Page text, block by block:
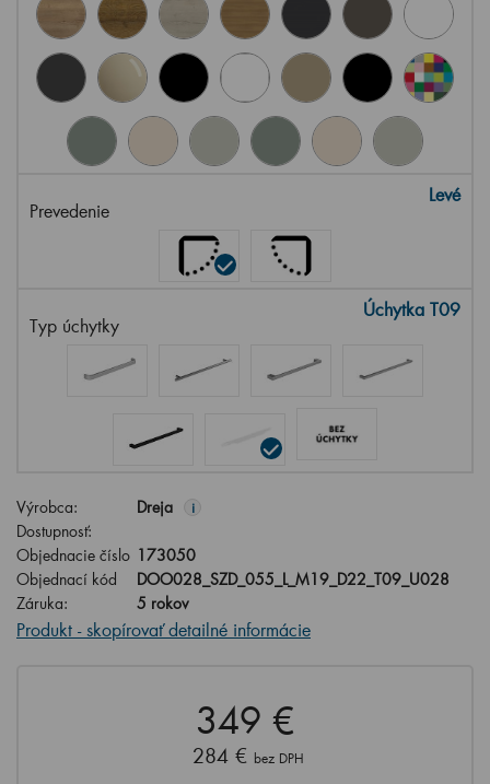
Prevedenie
Levé
Typ úchytky
Úchytka T09
Výrobca: Dreja i
Dostupnosť:
Objednacie číslo 173050
Objednací kód
DOO028_SZD_055_L_M19_D22_T09_U028
Záruka:
5 rokov
Produkt - skopírovať detailné informácie
349 €
284 € bez DPH